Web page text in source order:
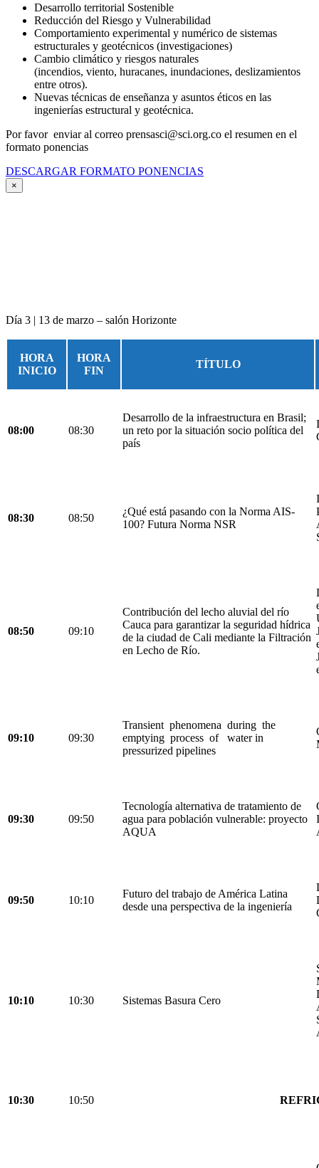
Desarrollo territorial Sostenible
Reducción del Riesgo y Vulnerabilidad
Comportamiento experimental y numérico de sistemas
estructurales y geotécnicos (investigaciones)
Cambio climático y riesgos naturales
(incendios, viento, huracanes, inundaciones, deslizamientos
entre otros).
Nuevas técnicas de enseñanza y asuntos éticos en las
ingenierías estructural y geotécnica.
Por favor enviar al correo prensasci@sci.org.co el resumen en el
formato ponencias
DESCARGAR FORMATO PONENCIAS
×
Día 3 | 13 de marzo – salón Horizonte
HORA
INICIO
HORA
FIN
TÍTULO
08:00 08:30
Desarrollo de la infraestructura en Brasil;
un reto por la situación socio política del
país
08:30 08:50
¿Qué está pasando con la Norma AIS-
100? Futura Norma NSR
08:50 09:10
Contribución del lecho aluvial del río
Cauca para garantizar la seguridad hídrica
de la ciudad de Cali mediante la Filtración
en Lecho de Río.
09:10 09:30
Transient phenomena during the
emptying process of water in
pressurized pipelines
09:30 09:50
Tecnología alternativa de tratamiento de
agua para población vulnerable: proyecto
AQUA
09:50 10:10
Futuro del trabajo de América Latina
desde una perspectiva de la ingeniería
10:10 10:30 Sistemas Basura Cero
10:30 10:50